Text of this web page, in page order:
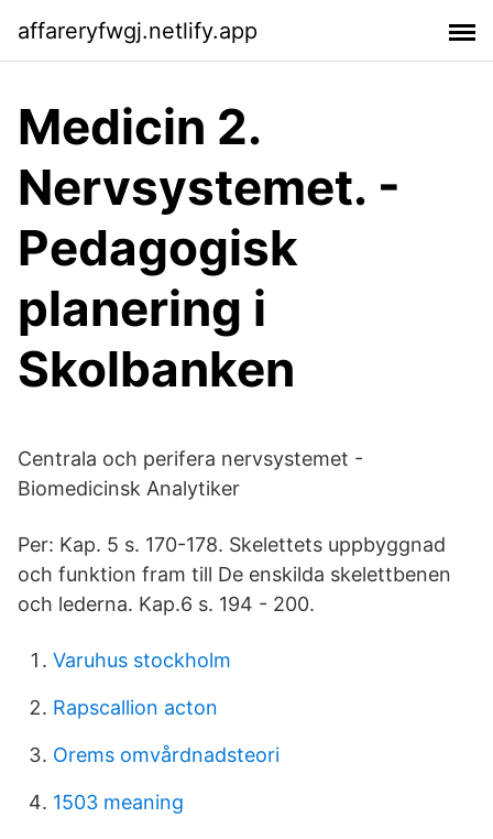
affareryfwgj.netlify.app
Medicin 2.
Nervsystemet. -
Pedagogisk
planering i
Skolbanken
Centrala och perifera nervsystemet -
Biomedicinsk Analytiker
Per: Kap. 5 s. 170-178. Skelettets uppbyggnad
och funktion fram till De enskilda skelettbenen
och lederna. Kap.6 s. 194 - 200.
Varuhus stockholm
Rapscallion acton
Orems omvårdnadsteori
1503 meaning